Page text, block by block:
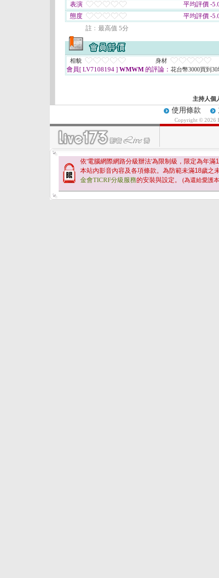
表演
平均評價 -
態度
平均評價 -
註﹕最高值 5分
相貌 身材
會員[ LV7108194 ] WMWM 的評論： 花台幣3000買到
主持人個
使用條款
Copyright © 2026
依'電腦網際網路分級辦法'為限制級，限定為年滿
本站內影音內容及各項條款。為防範未滿18歲之
金會TICRF分級服務的安裝與設定。 (為還給愛護